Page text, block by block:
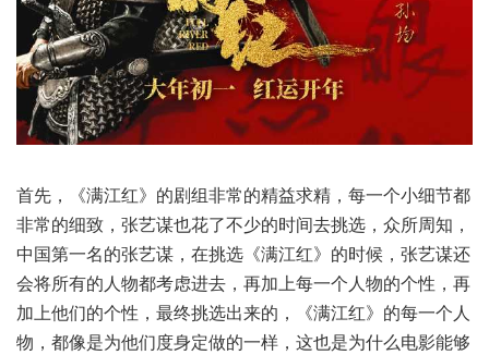
首先，《满江红》的剧组非常的精益求精，每一个小细节都
非常的细致，张艺谋也花了不少的时间去挑选，众所周知，
中国第一名的张艺谋，在挑选《满江红》的时候，张艺谋还
会将所有的人物都考虑进去，再加上每一个人物的个性，再
加上他们的个性，最终挑选出来的，《满江红》的每一个人
物，都像是为他们度身定做的一样，这也是为什么电影能够